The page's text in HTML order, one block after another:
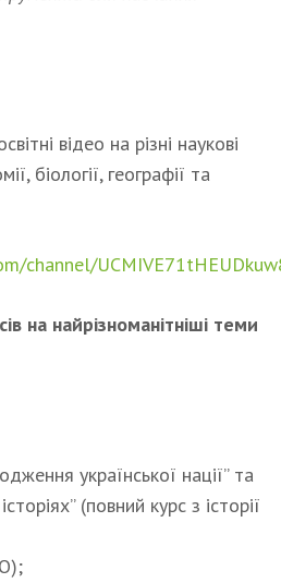
відео на різні наукові
біології, географії та
channel/
на найрізноманітніші теми
української нації” та
(повний курс з історії